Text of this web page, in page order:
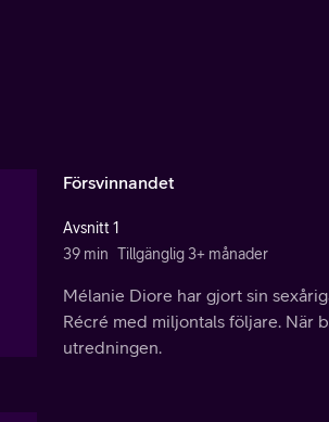
Försvinnandet
Avsnitt 1
39 min Tillgänglig 3+ månader
Mélanie Diore har gjort sin
Récré med miljontals följare. När
utredningen.